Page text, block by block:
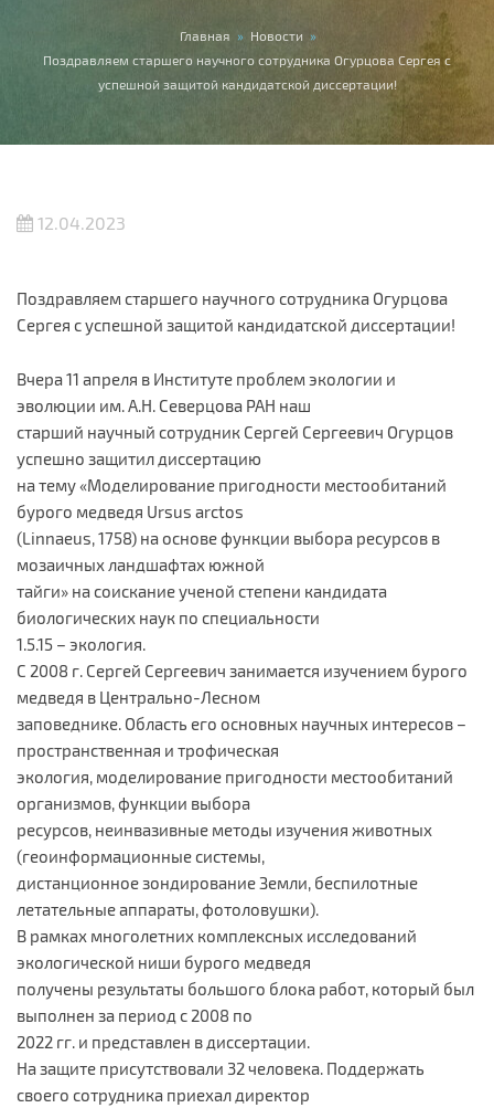
Вы здесь Главная » Новости »
Поздравляем старшего научного сотрудника Огурцова Сергея с
успешной защитой кандидатской диссертации!
12.04.2023
Поздравляем старшего научного сотрудника Огурцова
Сергея с успешной защитой кандидатской диссертации!
Вчера 11 апреля в Институте проблем экологии и
эволюции им. А.Н. Северцова РАН наш
старший научный сотрудник Сергей Сергеевич Огурцов
успешно защитил диссертацию
на тему «Моделирование пригодности местообитаний
бурого медведя Ursus arctos
(Linnaeus, 1758) на основе функции выбора ресурсов в
мозаичных ландшафтах южной
тайги» на соискание ученой степени кандидата
биологических наук по специальности
1.5.15 – экология.
С 2008 г. Сергей Сергеевич занимается изучением бурого
медведя в Центрально-Лесном
заповеднике. Область его основных научных интересов –
пространственная и трофическая
экология, моделирование пригодности местообитаний
организмов, функции выбора
ресурсов, неинвазивные методы изучения животных
(геоинформационные системы,
дистанционное зондирование Земли, беспилотные
летательные аппараты, фотоловушки).
В рамках многолетних комплексных исследований
экологической ниши бурого медведя
получены результаты большого блока работ, который был
выполнен за период с 2008 по
2022 гг. и представлен в диссертации.
На защите присутствовали 32 человека. Поддержать
своего сотрудника приехал директор